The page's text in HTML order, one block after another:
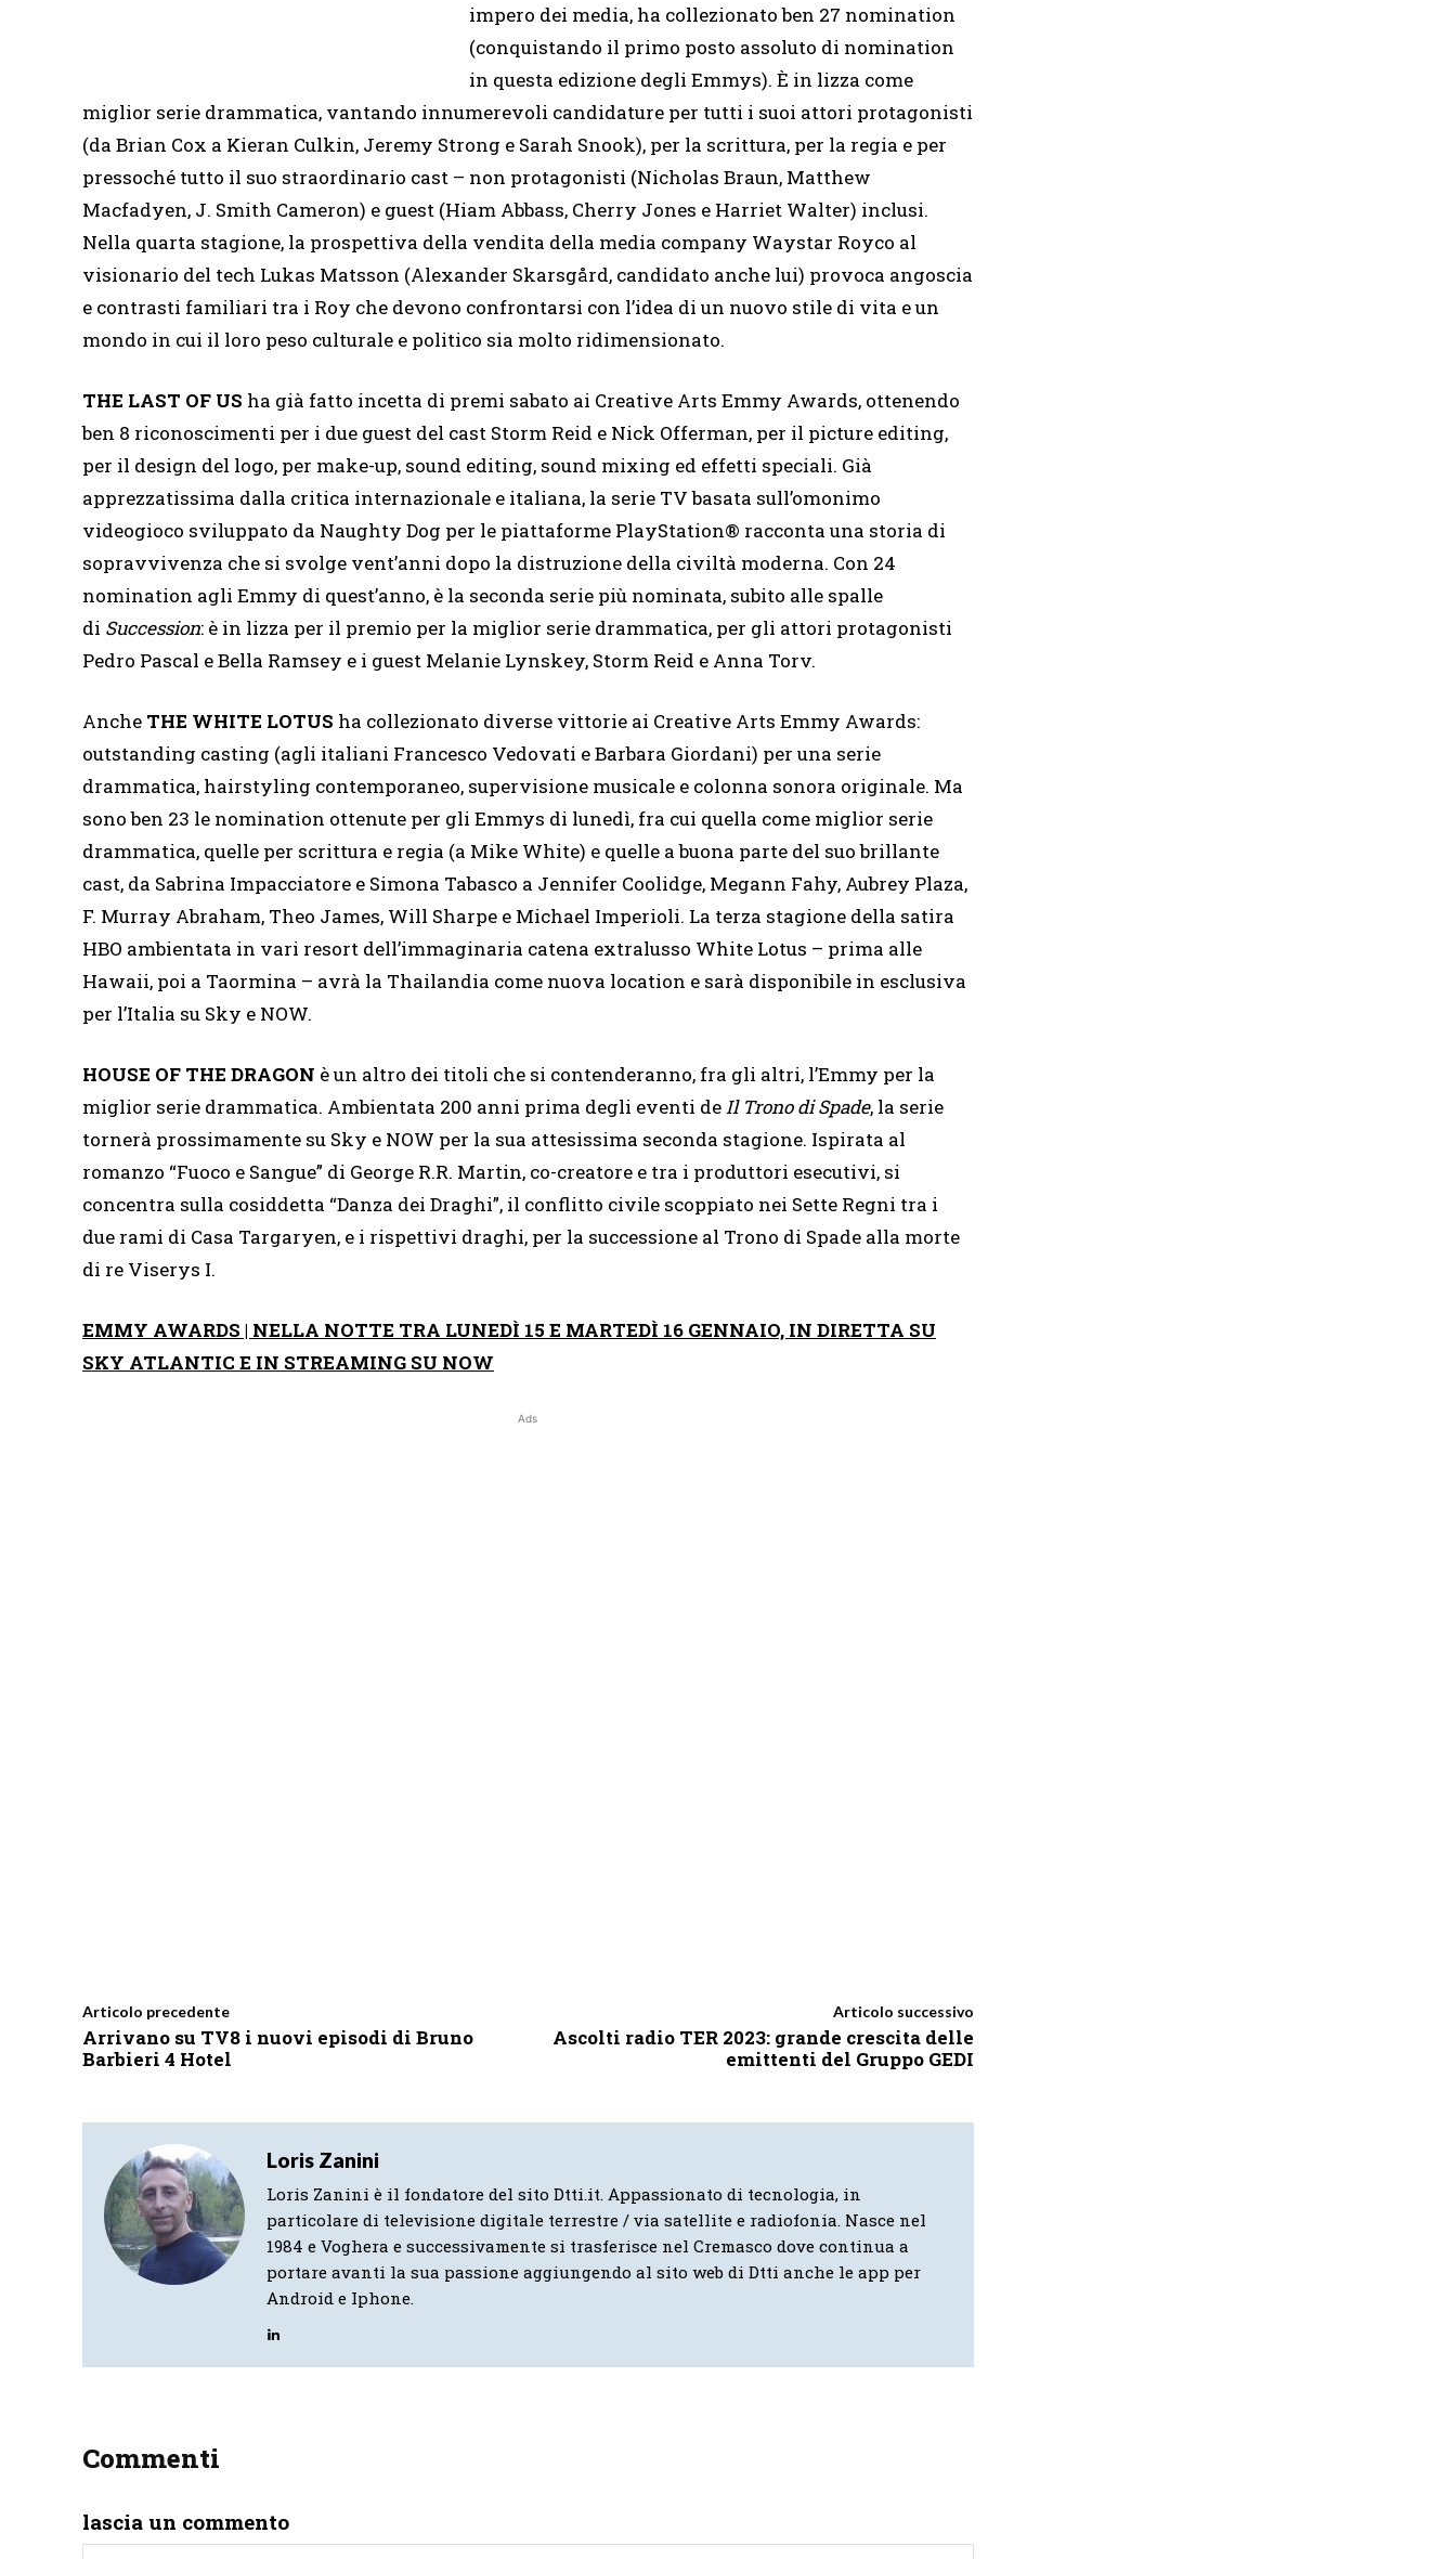
impero dei media, ha collezionato ben 27 nomination
(conquistando il primo posto assoluto di nomination
in questa edizione degli Emmys). È in lizza come
miglior serie drammatica, vantando innumerevoli candidature per tutti i suoi attori protagonisti
(da Brian Cox a Kieran Culkin, Jeremy Strong e Sarah Snook), per la scrittura, per la regia e per
pressoché tutto il suo straordinario cast – non protagonisti (Nicholas Braun, Matthew
Macfadyen, J. Smith Cameron) e guest (Hiam Abbass, Cherry Jones e Harriet Walter) inclusi.
Nella quarta stagione, la prospettiva della vendita della media company Waystar Royco al
visionario del tech Lukas Matsson (Alexander Skarsgård, candidato anche lui) provoca angoscia
e contrasti familiari tra i Roy che devono confrontarsi con l’idea di un nuovo stile di vita e un
mondo in cui il loro peso culturale e politico sia molto ridimensionato.
THE LAST OF US ha già fatto incetta di premi sabato ai Creative Arts Emmy Awards, ottenendo
ben 8 riconoscimenti per i due guest del cast Storm Reid e Nick Offerman, per il picture editing,
per il design del logo, per make-up, sound editing, sound mixing ed effetti speciali. Già
apprezzatissima dalla critica internazionale e italiana, la serie TV basata sull’omonimo
videogioco sviluppato da Naughty Dog per le piattaforme PlayStation® racconta una storia di
sopravvivenza che si svolge vent’anni dopo la distruzione della civiltà moderna. Con 24
nomination agli Emmy di quest’anno, è la seconda serie più nominata, subito alle spalle
di Succession: è in lizza per il premio per la miglior serie drammatica, per gli attori protagonisti
Pedro Pascal e Bella Ramsey e i guest Melanie Lynskey, Storm Reid e Anna Torv.
Anche THE WHITE LOTUS ha collezionato diverse vittorie ai Creative Arts Emmy Awards:
outstanding casting (agli italiani Francesco Vedovati e Barbara Giordani) per una serie
drammatica, hairstyling contemporaneo, supervisione musicale e colonna sonora originale. Ma
sono ben 23 le nomination ottenute per gli Emmys di lunedì, fra cui quella come miglior serie
drammatica, quelle per scrittura e regia (a Mike White) e quelle a buona parte del suo brillante
cast, da Sabrina Impacciatore e Simona Tabasco a Jennifer Coolidge, Megann Fahy, Aubrey Plaza,
F. Murray Abraham, Theo James, Will Sharpe e Michael Imperioli. La terza stagione della satira
HBO ambientata in vari resort dell’immaginaria catena extralusso White Lotus – prima alle
Hawaii, poi a Taormina – avrà la Thailandia come nuova location e sarà disponibile in esclusiva
per l’Italia su Sky e NOW.
HOUSE OF THE DRAGON è un altro dei titoli che si contenderanno, fra gli altri, l’Emmy per la
miglior serie drammatica. Ambientata 200 anni prima degli eventi de Il Trono di Spade, la serie
tornerà prossimamente su Sky e NOW per la sua attesissima seconda stagione. Ispirata al
romanzo “Fuoco e Sangue” di George R.R. Martin, co-creatore e tra i produttori esecutivi, si
concentra sulla cosiddetta “Danza dei Draghi”, il conflitto civile scoppiato nei Sette Regni tra i
due rami di Casa Targaryen, e i rispettivi draghi, per la successione al Trono di Spade alla morte
di re Viserys I.
EMMY AWARDS | NELLA NOTTE TRA LUNEDÌ 15 E MARTEDÌ 16 GENNAIO, IN DIRETTA SU
SKY ATLANTIC E IN STREAMING SU NOW
Ads
Articolo precedente
Arrivano su TV8 i nuovi episodi di Bruno
Barbieri 4 Hotel
Articolo successivo
Ascolti radio TER 2023: grande crescita delle
emittenti del Gruppo GEDI
Loris Zanini
Loris Zanini è il fondatore del sito Dtti.it. Appassionato di tecnologia, in
particolare di televisione digitale terrestre / via satellite e radiofonia. Nasce nel
1984 e Voghera e successivamente si trasferisce nel Cremasco dove continua a
portare avanti la sua passione aggiungendo al sito web di Dtti anche le app per
Android e Iphone.
Commenti
lascia un commento